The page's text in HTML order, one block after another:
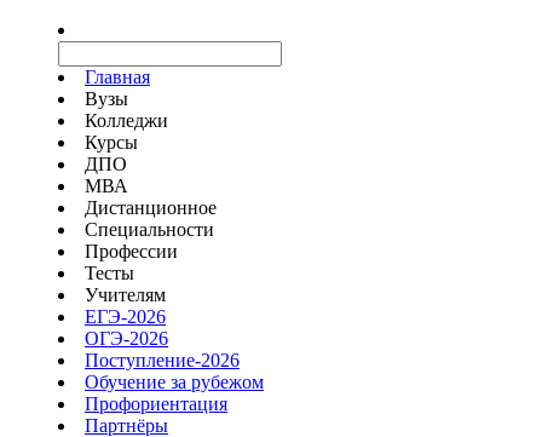
Главная
Вузы
Колледжи
Курсы
ДПО
МВА
Дистанционное
Специальности
Профессии
Тесты
Учителям
ЕГЭ-2026
ОГЭ-2026
Поступление-2026
Обучение за рубежом
Профориентация
Партнёры